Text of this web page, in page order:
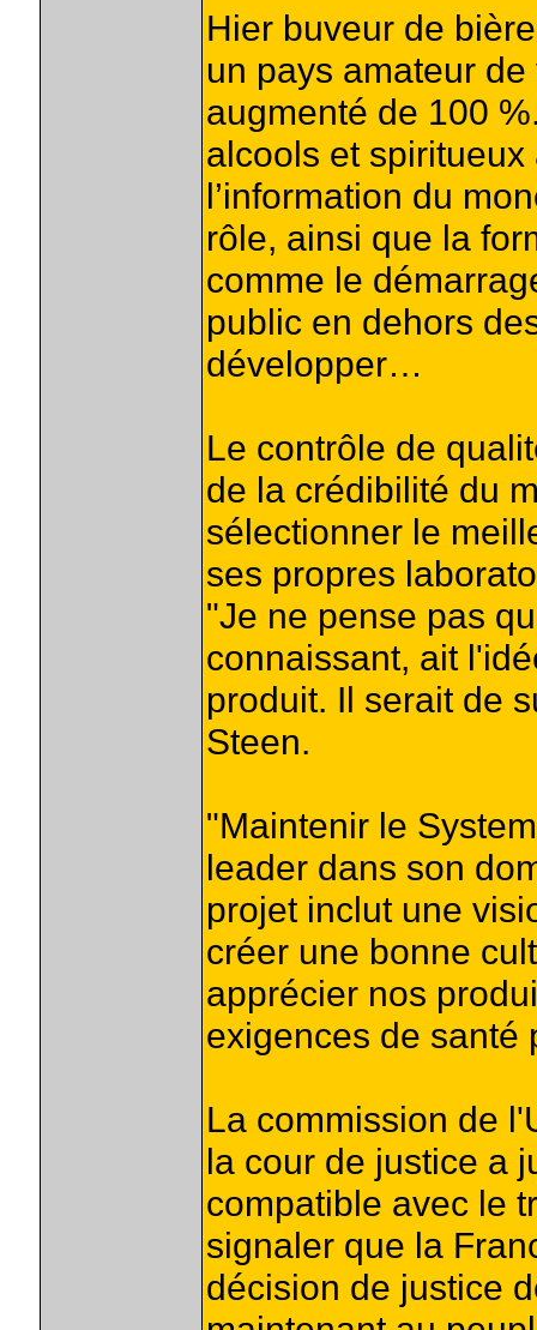
Hier buveur de
un pays amateur
augmenté de 100
alcools et
l’information du
rôle, ainsi que la
comme le
public en dehors
développer…
Le contrôle de
de la crédibilité du
sélectionner le
ses propres
"Je ne pense pas
connaissant, ait
produit. Il serait de
Steen.
"Maintenir le
leader dans son
projet inclut une
créer une bonne
apprécier nos
exigences de santé
La commission de
la cour de justice a
compatible avec le
signaler que la
décision de justice